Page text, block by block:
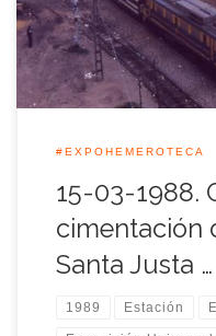
al Real de la Feria de
#EXPOHEMEROTECA
15-03-1988.
cimentación
Santa Justa …
1989 Estación